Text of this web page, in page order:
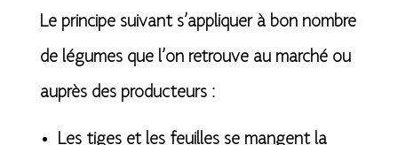
Le principe suivant s’appliquer à bon nombre
de légumes que l’on retrouve au marché ou
auprès des producteurs :
Les tiges et les feuilles se mangent la